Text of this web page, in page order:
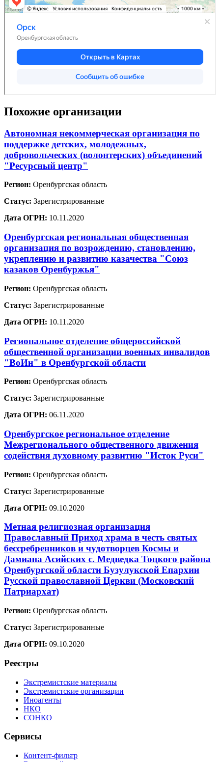
Похожие организации
Автономная некоммерческая организация по
поддержке детских, молодежных,
добровольческих (волонтерских) объединений
"Ресурсный центр"
Регион: Оренбургская область
Статус: Зарегистрированные
Дата ОГРН: 10.11.2020
Оренбургская региональная общественная
организация по возрождению, становлению,
укреплению и развитию казачества "Союз
казаков Оренбуржья"
Регион: Оренбургская область
Статус: Зарегистрированные
Дата ОГРН: 10.11.2020
Региональное отделение общероссийской
общественной организации военных инвалидов
"ВоИн" в Оренбургской области
Регион: Оренбургская область
Статус: Зарегистрированные
Дата ОГРН: 06.11.2020
Оренбургское региональное отделение
Межрегионального общественного движения
содействия духовному развитию "Исток Руси"
Регион: Оренбургская область
Статус: Зарегистрированные
Дата ОГРН: 09.10.2020
Метная религиозная организация
Православный Приход храма в честь святых
бессребренников и чудотворцев Космы и
Дамиана Асийских с. Медведка Тоцкого района
Оренбургской области Бузулукской Епархии
Русской православной Церкви (Московский
Патриархат)
Регион: Оренбургская область
Статус: Зарегистрированные
Дата ОГРН: 09.10.2020
Реестры
Экстремистские материалы
Экстремистские организации
Иноагенты
НКО
СОНКО
Сервисы
Контент-фильтр